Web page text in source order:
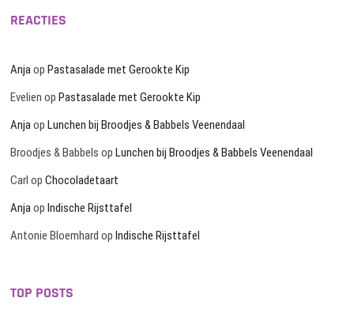
REACTIES
AnjaopPastasalade met Gerookte Kip
Evelien opPastasalade met Gerookte Kip
AnjaopLunchen bij Broodjes & Babbels Veenendaal
Broodjes & Babbels opLunchen bij Broodjes & Babbels Veenendaal
Carl opChocoladetaart
AnjaopIndische Rijsttafel
Antonie Bloemhard opIndische Rijsttafel
TOP POSTS